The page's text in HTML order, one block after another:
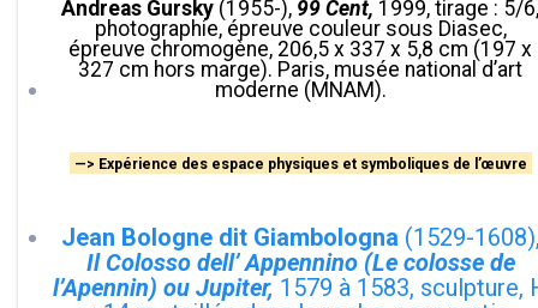
Andreas Gursky (1955-), 99 Cent, 1999, tirage : 5/6,
photographie, épreuve couleur sous Diasec,
épreuve chromogène, 206,5 x 337 x 5,8 cm (197 x
327 cm hors marge). Paris, musée national d’art
moderne (MNAM).
—> Expérience des espace physiques et symboliques de l’œuvre
Jean Bologne dit Giambologna (1529-
Il Colosso dell’ Appennino (Le colosse de
l’Apennin) ou Jupiter, 1579 à 1583, sculpture,